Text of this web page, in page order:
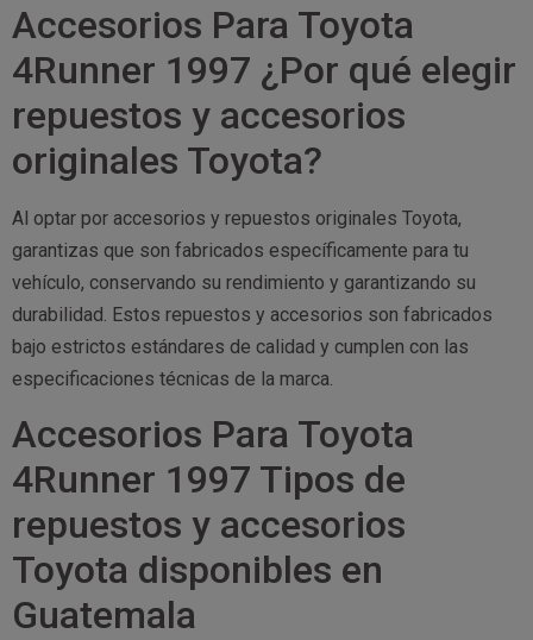
Accesorios Para Toyota
4Runner 1997 ¿Por qué elegir
repuestos y accesorios
originales Toyota?
Al optar por accesorios y repuestos originales Toyota,
garantizas que son fabricados específicamente para tu
vehículo, conservando su rendimiento y garantizando su
durabilidad. Estos repuestos y accesorios son fabricados
bajo estrictos estándares de calidad y cumplen con las
especificaciones técnicas de la marca.
Accesorios Para Toyota
4Runner 1997 Tipos de
repuestos y accesorios
Toyota disponibles en
Guatemala